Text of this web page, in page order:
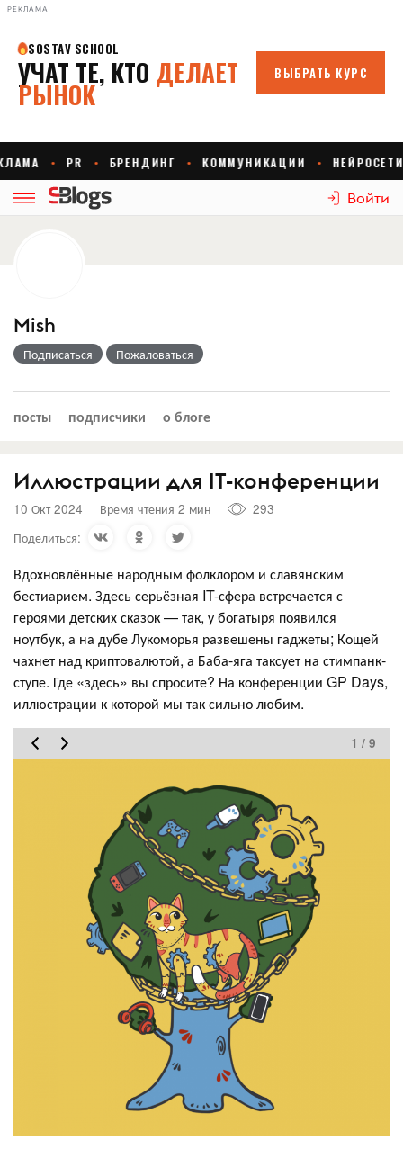
РЕКЛАМА
Войти
Mish
Подписаться Пожаловаться
посты подписчики о блоге
Иллюстрации для IT-конференции
10 Окт 2024 Время чтения 2 мин
293
Поделиться:
Вдохновлённые народным фолклором и славянским
бестиарием. Здесь серьёзная IT-сфера встречается с
героями детских сказок — так, у богатыря появился
ноутбук, а на дубе Лукоморья развешены гаджеты; Кощей
чахнет над криптовалютой, а Баба-яга таксует на стимпанк-
ступе. Где «здесь» вы спросите? На конференции GP Days,
иллюстрации к которой мы так сильно любим.
1 / 9